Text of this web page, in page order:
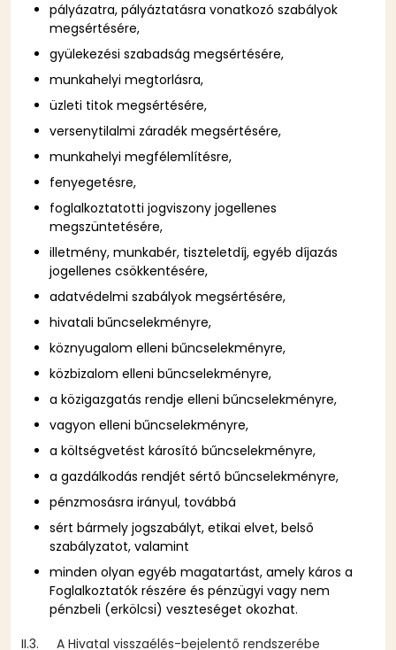
pályázatra, pályáztatásra vonatkozó szabályok
megsértésére,
gyülekezési szabadság megsértésére,
munkahelyi megtorlásra,
üzleti titok megsértésére,
versenytilalmi záradék megsértésére,
munkahelyi megfélemlítésre,
fenyegetésre,
foglalkoztatotti jogviszony jogellenes
megszüntetésére,
illetmény, munkabér, tiszteletdíj, egyéb díjazás
jogellenes csökkentésére,
adatvédelmi szabályok megsértésére,
hivatali bűncselekményre,
köznyugalom elleni bűncselekményre,
közbizalom elleni bűncselekményre,
a közigazgatás rendje elleni bűncselekményre,
vagyon elleni bűncselekményre,
a költségvetést károsító bűncselekményre,
a gazdálkodás rendjét sértő bűncselekményre,
pénzmosásra irányul, továbbá
sért bármely jogszabályt, etikai elvet, belső
szabályzatot, valamint
minden olyan egyéb magatartást, amely káros a
Foglalkoztatók részére és pénzügyi vagy nem
pénzbeli (erkölcsi) veszteséget okozhat.
II.3. A Hivatal visszaélés-bejelentő rendszerébe